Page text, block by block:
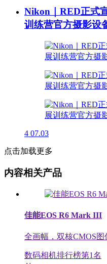
Nikon｜RED正式
训练营官方摄影设
4 07.03
点击加载更多
内容相关产品
佳能EOS R6 Mark III
全画幅，双核CMOS
数码相机排行榜第1名